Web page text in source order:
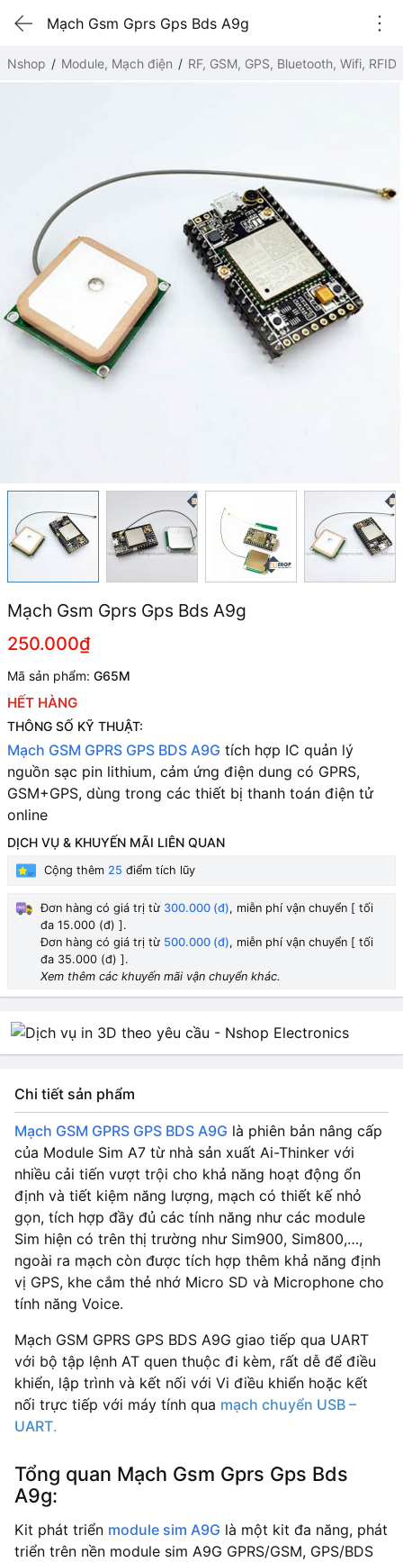
Mạch Gsm Gprs Gps Bds A9g
Nshop Module, Mạch điện RF, GSM, GPS, Bluetooth, Wifi, RFID
Mạch Gsm Gprs Gps Bds A9g
250.000₫
Mã sản phẩm: G65M
HẾT HÀNG
THÔNG SỐ KỸ THUẬT:
Mạch GSM GPRS GPS BDS A9G tích hợp IC quản lý
nguồn sạc pin lithium, cảm ứng điện dung có GPRS,
GSM+GPS, dùng trong các thiết bị thanh toán điện tử
online
DỊCH VỤ & KHUYẾN MÃI LIÊN QUAN
Cộng thêm 25 điểm tích lũy
Đơn hàng có giá trị từ 300.000 (đ), miễn phí vận chuyển [ tối
đa 15.000 (đ) ].
Đơn hàng có giá trị từ 500.000 (đ), miễn phí vận chuyển [ tối
đa 35.000 (đ) ].
Xem thêm các khuyến mãi vận chuyển khác.
Chi tiết sản phẩm
Mạch GSM GPRS GPS BDS A9G là phiên bản nâng cấp
của Module Sim A7 từ nhà sản xuất Ai-Thinker với
nhiều cải tiến vượt trội cho khả năng hoạt động ổn
định và tiết kiệm năng lượng, mạch có thiết kế nhỏ
gọn, tích hợp đầy đủ các tính năng như các module
Sim hiện có trên thị trường như Sim900, Sim800,…,
ngoài ra mạch còn được tích hợp thêm khả năng định
vị GPS, khe cắm thẻ nhớ Micro SD và Microphone cho
tính năng Voice.
Mạch GSM GPRS GPS BDS A9G giao tiếp qua UART
với bộ tập lệnh AT quen thuộc đi kèm, rất dễ để điều
khiển, lập trình và kết nối với Vi điều khiển hoặc kết
nối trực tiếp với máy tính qua mạch chuyển USB –
UART.
Tổng quan Mạch Gsm Gprs Gps Bds
A9g:
Kit phát triển module sim A9G là một kit đa năng, phát
triển trên nền module sim A9G GPRS/GSM, GPS/BDS